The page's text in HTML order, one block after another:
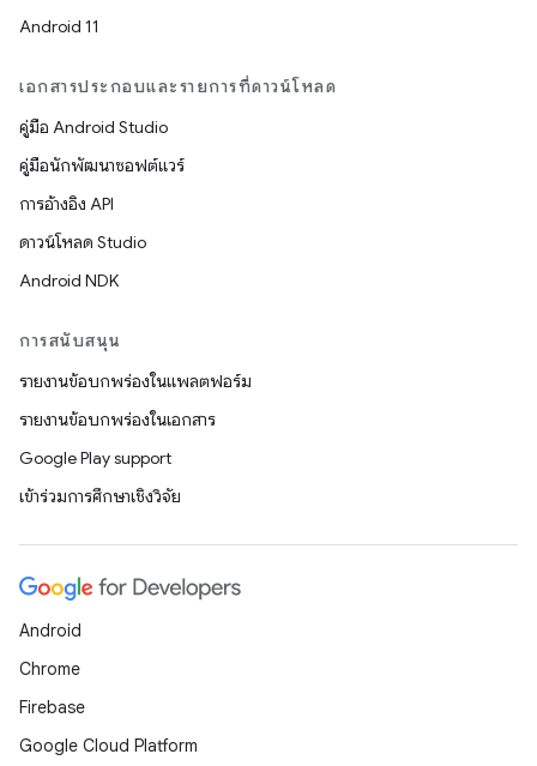
Android 11
เอกสารประกอบและรายการที่ดาวน์โหลด
คู่มือ Android Studio
คู่มือนักพัฒนาซอฟต์แวร์
การอ้างอิง API
ดาวน์โหลด Studio
Android NDK
การสนับสนุน
รายงานข้อบกพร่องในแพลตฟอร์ม
รายงานข้อบกพร่องในเอกสาร
Google Play support
เข้าร่วมการศึกษาเชิงวิจัย
Android
Chrome
Firebase
Google Cloud Platform